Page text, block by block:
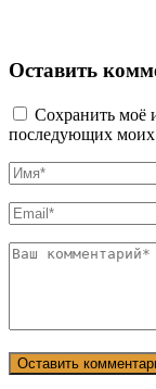
Оставить
Сохранить моё
последующих моих